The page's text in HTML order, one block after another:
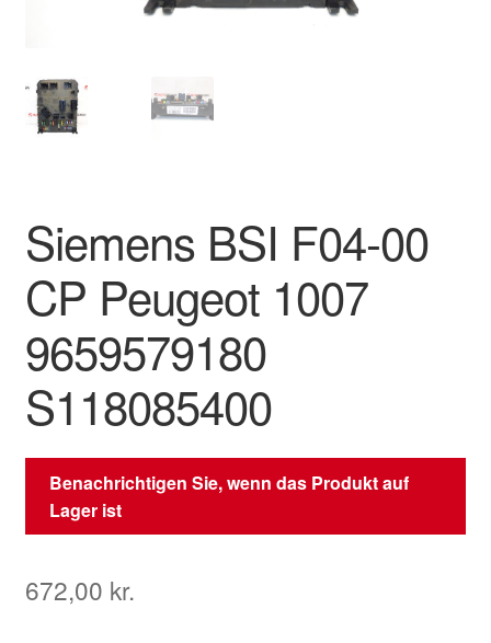
Om os
Siemens BSI F04-00
CP Peugeot 1007
9659579180
S118085400
Benachrichtigen Sie, wenn das Produkt auf
Lager ist
672,00 kr.